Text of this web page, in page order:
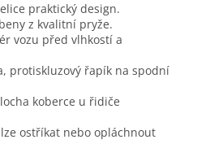
praktický design.
z kvalitní pryže.
vozu před vlhkostí a
protiskluzový řapík na spodní
koberce u řidiče
ostříkat nebo opláchnout